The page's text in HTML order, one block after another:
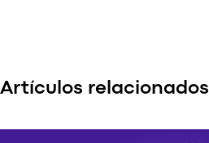
Artículos relacionados